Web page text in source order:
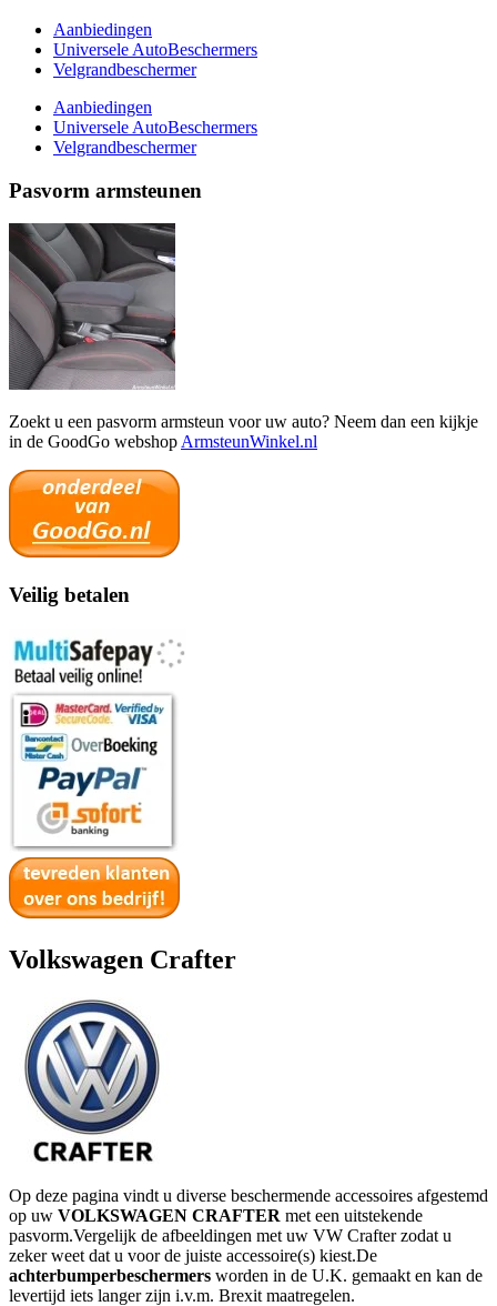
Aanbiedingen
Universele AutoBeschermers
Velgrandbeschermer
Aanbiedingen
Universele AutoBeschermers
Velgrandbeschermer
Pasvorm armsteunen
Zoekt u een pasvorm armsteun voor uw auto? Neem dan een kijkje
in de GoodGo webshop ArmsteunWinkel.nl
Veilig betalen
Volkswagen Crafter
Op deze pagina vindt u diverse beschermende accessoires afgestemd
op uw VOLKSWAGEN CRAFTER met een uitstekende
pasvorm.Vergelijk de afbeeldingen met uw VW Crafter zodat u
zeker weet dat u voor de juiste accessoire(s) kiest.De
achterbumperbeschermers worden in de U.K. gemaakt en kan de
levertijd iets langer zijn i.v.m. Brexit maatregelen.